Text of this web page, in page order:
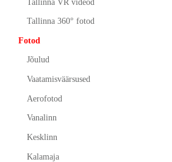
Tallinna VR videod
Tallinna 360° fotod
Fotod
Jõulud
Vaatamisväärsused
Aerofotod
Vanalinn
Kesklinn
Kalamaja